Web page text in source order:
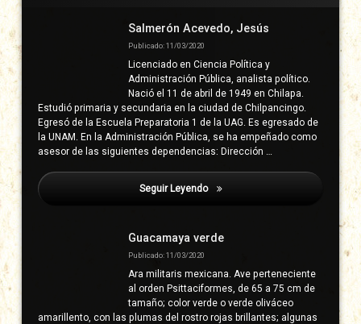
Salmerón Acevedo, Jesús
Publicado: 11/03/2020
Licenciado en Ciencia Política y
Administración Pública, analista político.
Nació el 11 de abril de 1949 en Chilapa.
Estudió primaria y secundaria en la ciudad de Chilpancingo.
Egresó de la Escuela Preparatoria 1 de la UAG. Es egresado de
la UNAM. En la Administración Pública, se ha empeñado como
asesor de las siguientes dependencias: Dirección …
Seguir Leyendo Gonzaga Vieyra, Luis
Guacamaya verde
Publicado: 11/03/2020
Ara militaris mexicana. Ave perteneciente
al orden Psittaciformes, de 65 a 75 cm de
tamaño; color verde o verde oliváceo
amarillento, con las plumas del rostro rojas brillantes; algunas